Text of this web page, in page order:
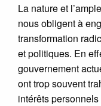
La nature et
nous obligent à
transformation
et politiques. En
gouvernement
ont trop souvent
intérêts